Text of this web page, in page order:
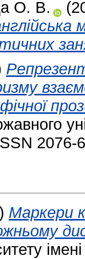
О. В.
2076-
Маркери